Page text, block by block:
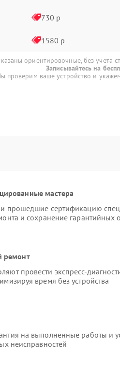
730 р
1580 р
ориентировочные, без учета
Записывайтесь на
проверим ваше устройство и
мастера
прошедшие сертификацию
и сохранение гарантийных
ремонт
провести экспресс-
время без устройства
на выполненные работы и
неисправностей